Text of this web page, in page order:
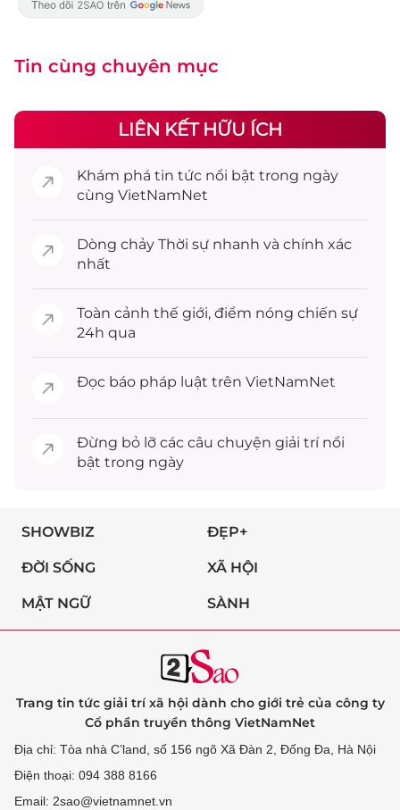
Tin cùng chuyên mục
LIÊN KẾT HỮU ÍCH
Khám phá tin tức nổi bật trong ngày
cùng VietNamNet
Dòng chảy Thời sự nhanh và chính xác
nhất
Toàn cảnh thế giới, điểm nóng chiến sự
24h qua
Đọc báo pháp luật trên VietNamNet
Đừng bỏ lỡ các câu chuyện giải trínổi
bật trong ngày
SHOWBIZ ĐẸP+
ĐỜI SỐNG XÃ HỘI
MẬT NGỮ SÀNH
Trang tin tức giải trí xã hội dành cho giới trẻ của công ty
Cổ phần truyền thông VietNamNet
Địa chỉ: Tòa nhà C’land, số 156 ngõ Xã Đàn 2, Đống Đa, Hà Nội
Điện thoại: 094 388 8166
Email: 2sao@vietnamnet.vn